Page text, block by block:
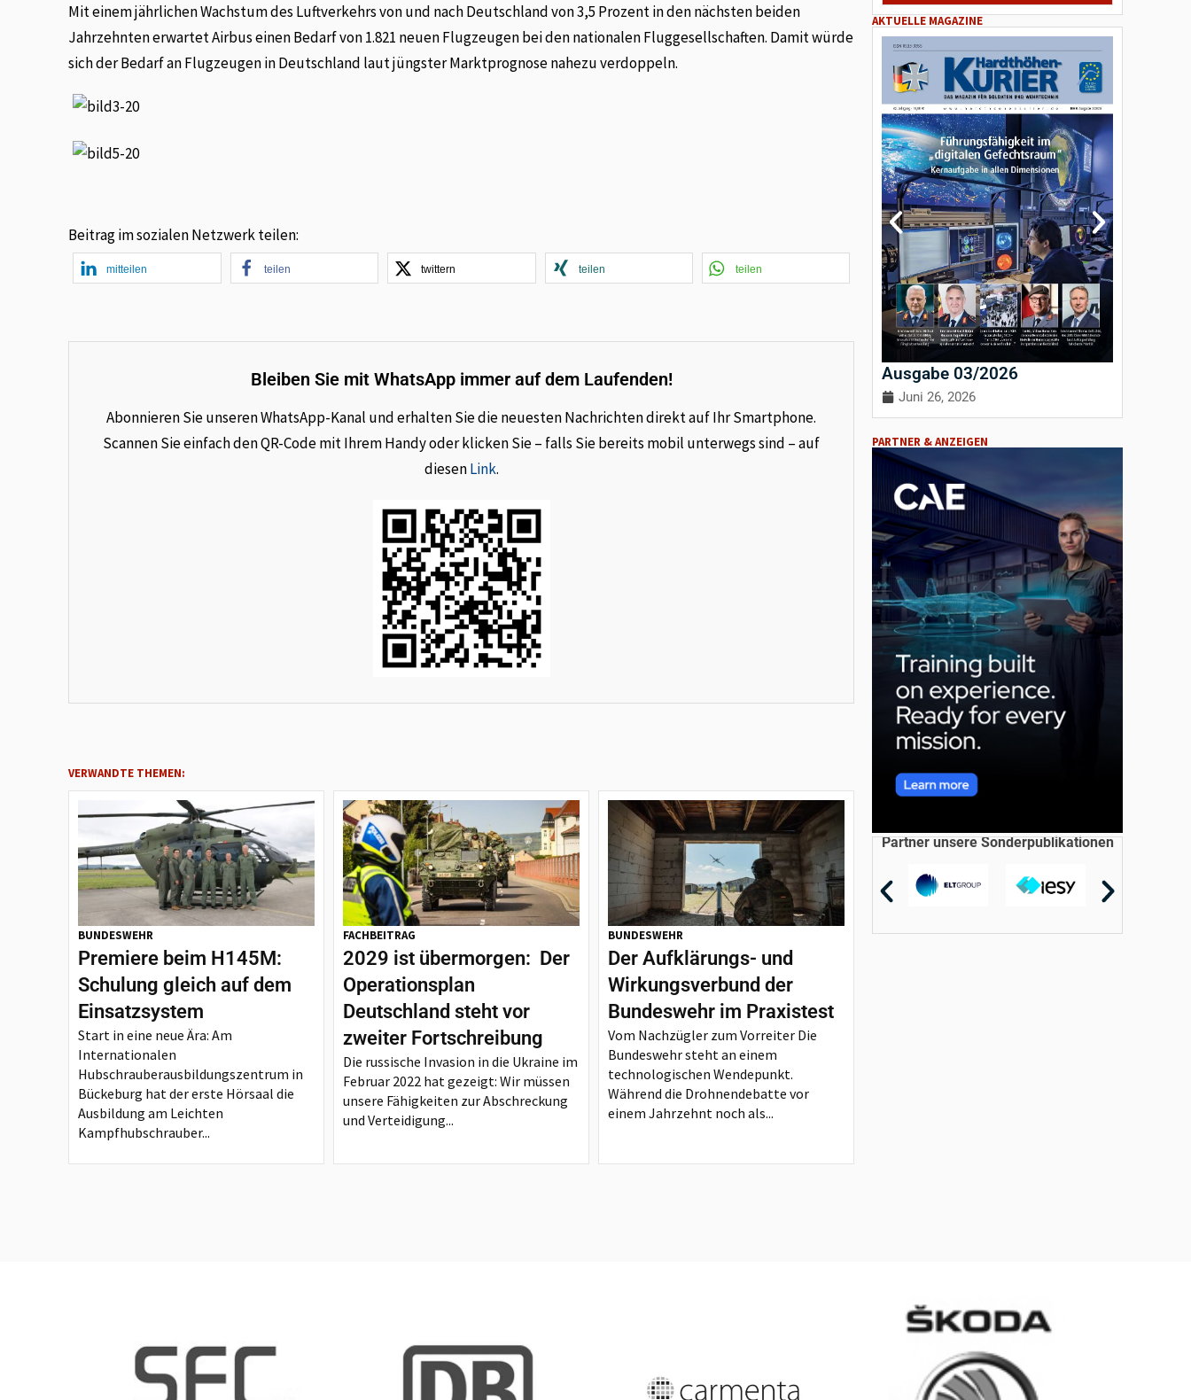
Mit einem jährlichen Wachstum des Luftverkehrs von und nach Deutschland von 3,5 Prozent in den nächsten beiden
Jahrzehnten erwartet Airbus einen Bedarf von 1.821 neuen Flugzeugen bei den nationalen Fluggesellschaften. Damit würde
sich der Bedarf an Flugzeugen in Deutschland laut jüngster Marktprognose nahezu verdoppeln.
Beitrag im sozialen Netzwerk teilen:
mitteilen teilen twittern teilen teilen
Bleiben Sie mit WhatsApp immer auf dem Laufenden!
Abonnieren Sie unseren WhatsApp-Kanal und erhalten Sie die neuesten Nachrichten direkt auf Ihr Smartphone.
Scannen Sie einfach den QR-Code mit Ihrem Handy oder klicken Sie – falls Sie bereits mobil unterwegs sind – auf
diesenLink.
VERWANDTE THEMEN:
BUNDESWEHR
Premiere beim H145M:
Schulung gleich auf dem
Einsatzsystem
Start in eine neue Ära: Am
Internationalen
Hubschrauberausbildungszentrum in
Bückeburg hat der erste Hörsaal die
Ausbildung am Leichten
Kampfhubschrauber...
FACHBEITRAG
2029 ist übermorgen: Der
Operationsplan
Deutschland steht vor
zweiter Fortschreibung
Die russische Invasion in die Ukraine im
Februar 2022 hat gezeigt: Wir müssen
unsere Fähigkeiten zur Abschreckung
und Verteidigung...
BUNDESWEHR
Der Aufklärungs- und
Wirkungsverbund der
Bundeswehr im Praxistest
Vom Nachzügler zum Vorreiter Die
Bundeswehr steht an einem
technologischen Wendepunkt.
Während die Drohnendebatte vor
einem Jahrzehnt noch als...
AKTUELLE MAGAZINE
Ausgabe 03/2026
Juni 26, 2026
PARTNER & ANZEIGEN
Partner unsere Sonderpublikationen